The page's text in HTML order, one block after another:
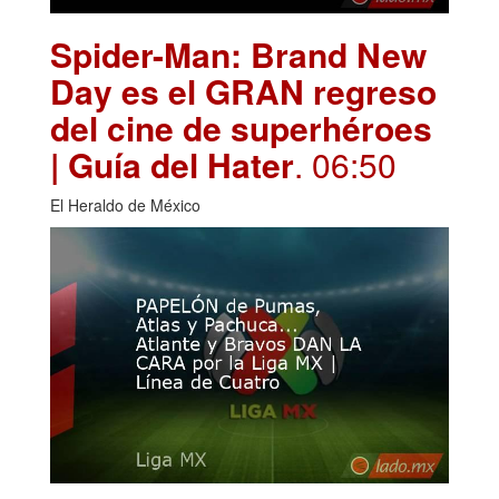
Spider-Man: Brand New
Day es el GRAN regreso
del cine de superhéroes
| Guía del Hater. 06:50
El Heraldo de México